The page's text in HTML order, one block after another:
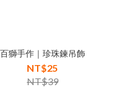
百獅手作｜珍珠鍊吊飾
NT$25
NT$39